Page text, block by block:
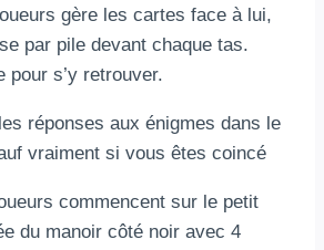
gère les cartes face à lui,
par pile devant chaque tas.
pour s’y retrouver.
réponses aux énigmes dans le
vraiment si vous êtes coincé
commencent sur le petit
du manoir côté noir avec 4